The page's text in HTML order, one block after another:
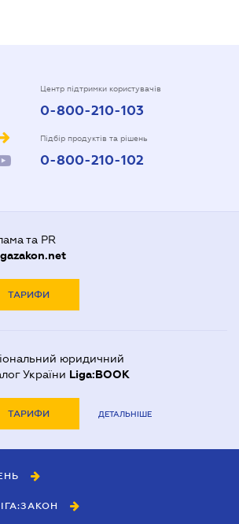
Центр підтримки користувачів
0-800-210-103
Підбір продуктів та рішень
0-800-210-102
та PR
ТАРИФИ
юридичний
України Liga:BOOK
ТАРИФИ ДЕТАЛЬНІШЕ